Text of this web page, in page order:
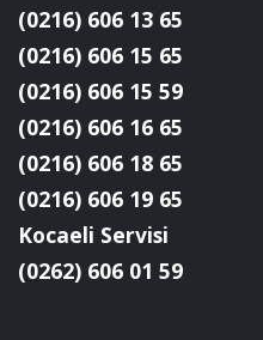
(0216) 606 13 65
(0216) 606 15 65
(0216) 606 15 59
(0216) 606 16 65
(0216) 606 18 65
(0216) 606 19 65
Kocaeli Servisi
(0262) 606 01 59